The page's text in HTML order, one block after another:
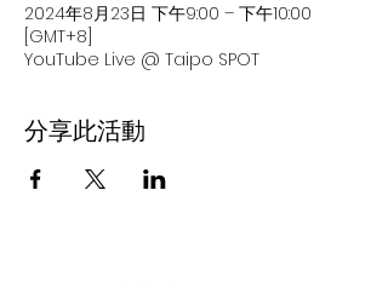
2024年8月23日 下午9:00 – 下午10:00
[GMT+8]
YouTube Live @ Taipo SPOT
分享此活動